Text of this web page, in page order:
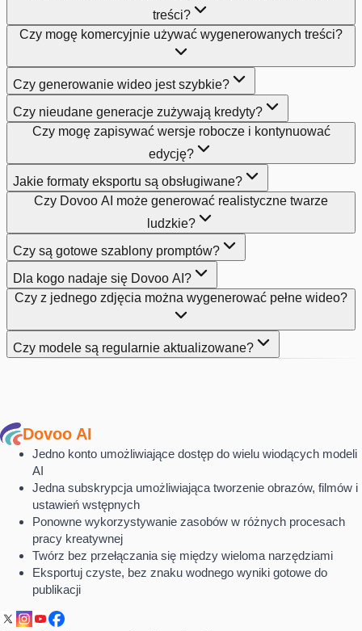
treści?
Czy mogę komercyjnie używać wygenerowanych treści?
Czy generowanie wideo jest szybkie?
Czy nieudane generacje zużywają kredyty?
Czy mogę zapisywać wersje robocze i kontynuować
edycję?
Jakie formaty eksportu są obsługiwane?
Czy Dovoo AI może generować realistyczne twarze
ludzkie?
Czy są gotowe szablony promptów?
Dla kogo nadaje się Dovoo AI?
Czy z jednego zdjęcia można wygenerować pełne wideo?
Czy modele są regularnie aktualizowane?
Dovoo AI
Jedno konto umożliwiające dostęp do wielu wiodących modeli
AI
Jedna subskrypcja umożliwiająca tworzenie obrazów, filmów i
ustawień wstępnych
Ponowne wykorzystywanie zasobów w różnych procesach
pracy kreatywnej
Twórz bez przełączania się między wieloma narzędziami
Eksportuj czyste, bez znaku wodnego wyniki gotowe do
publikacji